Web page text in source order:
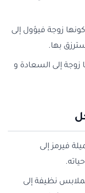
زوجة فيؤول إلى
سترزق بها.
زوجة إلى السعادة و
فيرمز إلى
بملابس نظيفة إلى